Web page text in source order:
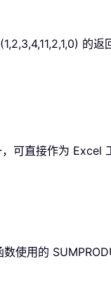
的返
可直接作为 Excel
数使用的